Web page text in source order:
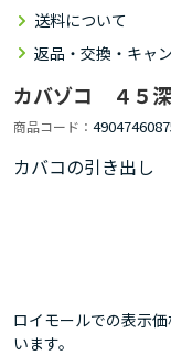
送料について
返品・交換・キャ
カバゾコ ４５
商品コード
カバコの引き出し
ロイモールでの表示
います。